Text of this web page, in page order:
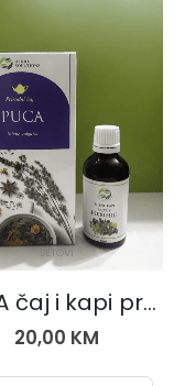
SETOVI
PUCA čaj i kapi protiv Ešerihije
20,00 KM